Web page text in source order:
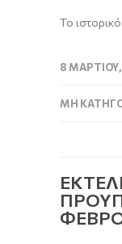
Το
8
ΜΗ